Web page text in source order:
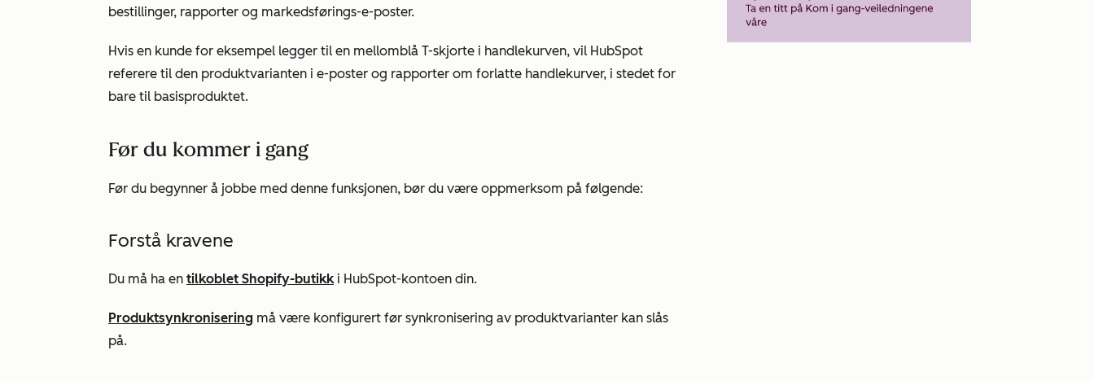
bestillinger, rapporter og markedsførings-e-poster.
Hvis en kunde for eksempel legger til en mellomblå T-skjorte i handlekurven, vil HubSpot
referere til den produktvarianten i e-poster og rapporter om forlatte handlekurver, i stedet for
bare til basisproduktet.
Før du kommer i gang
Før du begynner å jobbe med denne funksjonen, bør du være oppmerksom på følgende:
Forstå kravene
Du må ha en tilkoblet Shopify-butikki HubSpot-kontoen din.
Produktsynkronisering må være konfigurert før synkronisering av produktvarianter kan slås
på.